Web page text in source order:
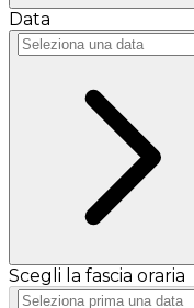
Data
Scegli la fascia oraria